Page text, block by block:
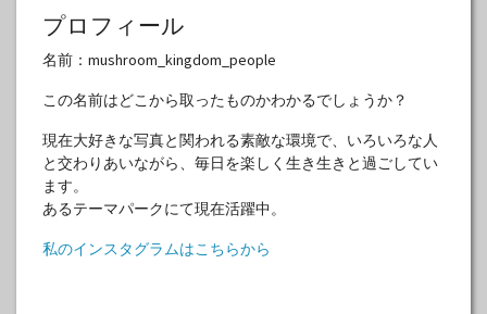
プロフィール
名前：mushroom_kingdom_people
この名前はどこから取ったものかわかるでしょうか？
現在大好きな写真と関われる素敵な環境で、いろいろな人
と交わりあいながら、毎日を楽しく生き生きと過ごしてい
ます。
あるテーマパークにて現在活躍中。
私のインスタグラムはこちらから